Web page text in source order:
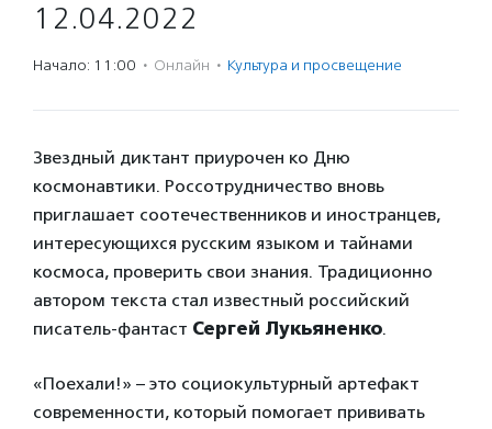
12.04.2022
Начало: 11:00 · Онлайн · Культура и просвещение
Звездный диктант приурочен ко Дню
космонавтики. Россотрудничество вновь
приглашает соотечественников и иностранцев,
интересующихся русским языком и тайнами
космоса, проверить свои знания. Традиционно
автором текста стал известный российский
писатель-фантаст Сергей Лукьяненко.
«Поехали!» – это социокультурный артефакт
современности, который помогает прививать